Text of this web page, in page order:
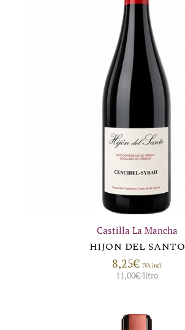
Castilla La Mancha
HIJON DEL SANTO
8,25€ IVA incl.
11,00€/litro